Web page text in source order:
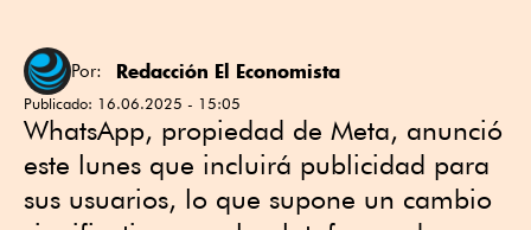
Por: Redacción El Economista
Publicado: 16.06.2025 - 15:05
WhatsApp, propiedad de Meta, anunció
este lunes que incluirá publicidad para
sus usuarios, lo que supone un cambio